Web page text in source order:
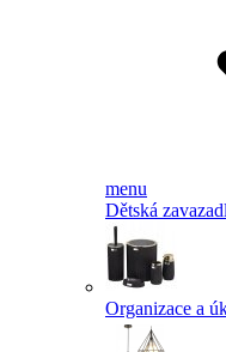
menu
Dětská
Organizace a